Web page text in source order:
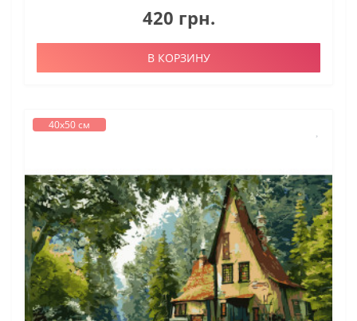
420 грн.
В КОРЗИНУ
40х50 см